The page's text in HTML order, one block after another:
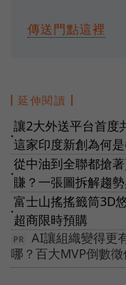
傳送門點這裡
延伸閱讀
●
讓2大外送平台首度
這家印度新創為何
●
從中油到全聯都搶
賺？一張圖拆解趨
●
富士山搖搖籤筒3D
超商限時預購
AI讓組織變得更
哪？百大MVP倒數